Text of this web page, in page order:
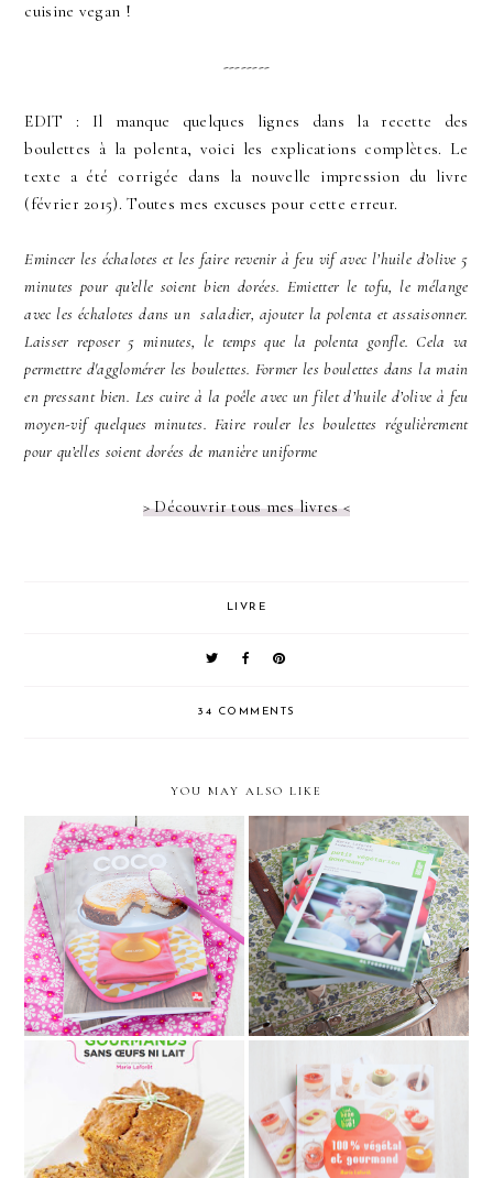
cuisine vegan !
--------
EDIT : Il manque quelques lignes dans la recette des
boulettes à la polenta, voici les explications complètes. Le
texte a été corrigée dans la nouvelle impression du livre
(février 2015). Toutes mes excuses pour cette erreur.
Emincer les échalotes et les faire revenir à feu vif avec l’huile d’olive 5
minutes pour qu’elle soient bien dorées. Emietter le tofu, le mélange
avec les échalotes dans un saladier, ajouter la polenta et assaisonner.
Laisser reposer 5 minutes, le temps que la polenta gonfle. Cela va
permettre d'agglomérer les boulettes. Former les boulettes dans la main
en pressant bien. Les cuire à la poêle avec un filet d’huile d’olive à feu
moyen-vif quelques minutes. Faire rouler les boulettes régulièrement
pour qu’elles soient dorées de manière uniforme
> Découvrir tous mes livres <
LIVRE
34 COMMENTS
YOU MAY ALSO LIKE
Coco : un livre de recettes
vegan gourmandes & saines
Petit végétarien gourmand
Desserts gourmands sans
oeufs ni lait
"100% Végétal et
gourmand"